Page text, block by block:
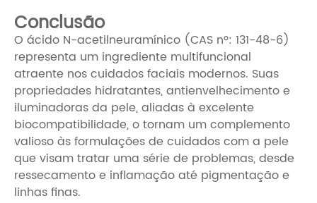
Conclusão
O ácido N-acetilneuramínico (CAS nº: 131-48-6)
representa um ingrediente multifuncional
atraente nos cuidados faciais modernos. Suas
propriedades hidratantes, antienvelhecimento e
iluminadoras da pele, aliadas à excelente
biocompatibilidade, o tornam um complemento
valioso às formulações de cuidados com a pele
que visam tratar uma série de problemas, desde
ressecamento e inflamação até pigmentação e
linhas finas.